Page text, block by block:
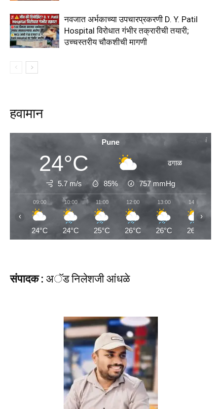
नवजात अर्भकाच्या उपचारप्रकरणी D. Y. Patil
Hospital विरोधात गंभीर तक्रारीची तयारी;
उच्चस्तरीय चौकशीची मागणी
हवामान
Pune
24°C ढगाळ
5.7 m/s 85% 757 mmHg
09:00
24°C
10:00
24°C
11:00
25°C
12:00
26°C
13:00
26°C
14:00
26°C
‹ ›
संपादक : अॅड निलेशजी आंधळे